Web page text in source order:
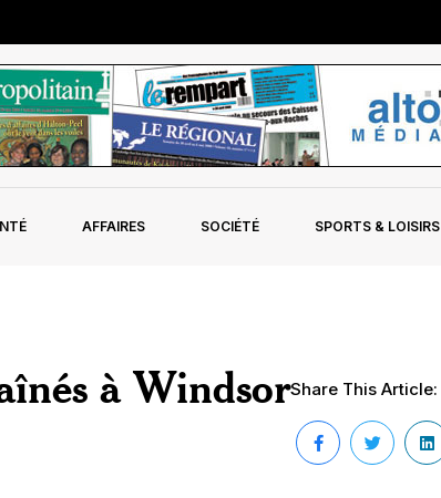
AFFAIRES SOCIÉTÉ SPORTS & LOISIRS
à WindsorShare This Article: